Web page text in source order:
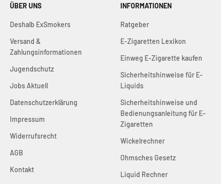
ÜBER UNS
Deshalb ExSmokers
Versand &
Zahlungsinformationen
Jugendschutz
Jobs Aktuell
Datenschutzerklärung
Impressum
Widerrufsrecht
AGB
Kontakt
INFORMATIONEN
Ratgeber
E-Zigaretten Lexikon
Einweg E-Zigarette kaufen
Sicherheitshinweise für E-
Liquids
Sicherheitshinweise und
Bedienungsanleitung für E-
Zigaretten
Wickelrechner
Ohmsches Gesetz
Liquid Rechner